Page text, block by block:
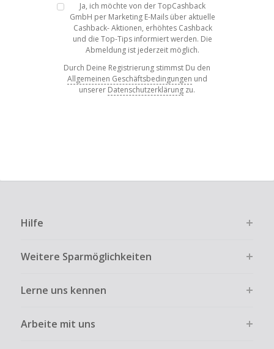
Ja, ich möchte von der TopCashback
GmbH per Marketing E-Mails über aktuelle
Cashback- Aktionen, erhöhtes Cashback
und die Top-Tips informiert werden. Die
Abmeldung ist jederzeit möglich.
Durch Deine Registrierung stimmst Du den
Allgemeinen Geschäftsbedingungen und
unserer Datenschutzerklärung zu.
Hilfe
Weitere Sparmöglichkeiten
Lerne uns kennen
Arbeite mit uns